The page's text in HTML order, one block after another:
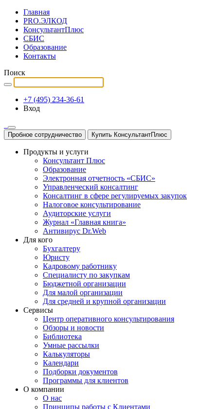
Главная
PRO.ЭЛКОД
КонсультантПлюс
СБИС
Образование
Контакты
Поиск
+7 (495) 234-36-61
Вход
Пробное сотрудничество Купить КонсультантПлюс
Продукты и услуги
Консультант Плюс
Образование
Электронная отчетность «СБИС»
Управленческий консалтинг
Консалтинг в сфере регулируемых закупок
Налоговое консультирование
Аудиторские услуги
Журнал «Главная книга»
Антивирус Dr.Web
Для кого
Бухгалтеру
Юристу
Кадровому работнику
Специалисту по закупкам
Бюджетной организации
Для малой организации
Для средней и крупной организации
Сервисы
Центр оперативного консультирования
Обзоры и новости
Библиотека
Умные рассылки
Калькуляторы
Календари
Подборки документов
Программы для клиентов
О компании
О нас
Принципы работы с Клиентами